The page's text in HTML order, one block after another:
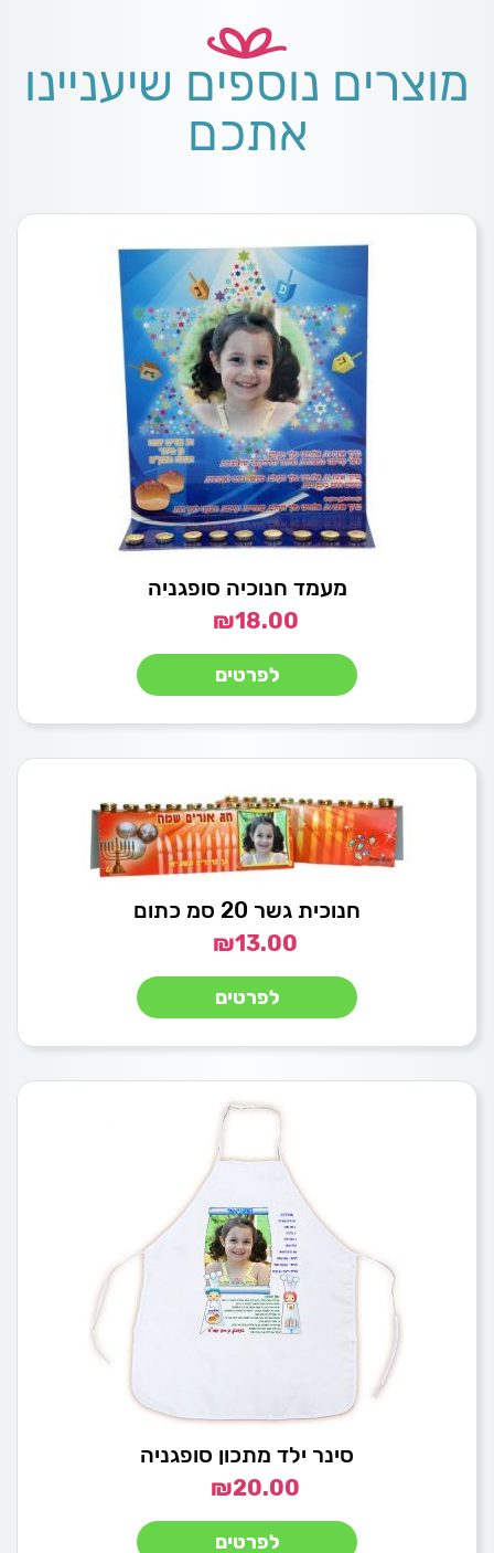
מוצרים נוספים שיעניינו
אתכם
מעמד חנוכיה סופגניה
₪18.00
לפרטים
חנוכית גשר 20 סמ כתום
₪13.00
לפרטים
סינר ילד מתכון סופגניה
₪20.00
לפרטים